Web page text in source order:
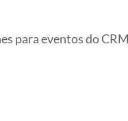
para eventos do